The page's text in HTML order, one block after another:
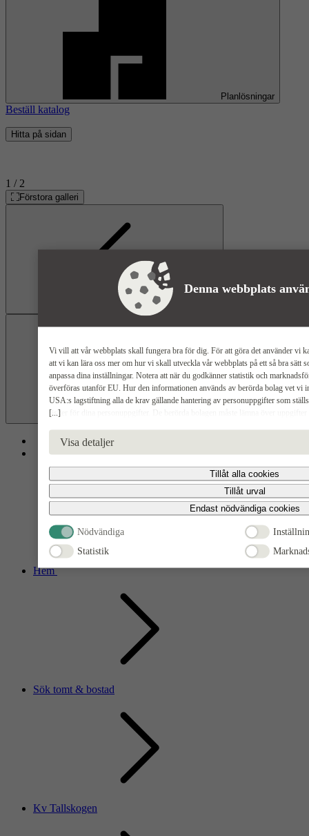
Denna webbplats
[...]
Vi vill att vår webbplats skall fungera bra för dig. För att göra det använder vi
att vi kan lära oss mer om hur vi skall utveckla vår webbplats på ett så bra sätt
anpassa dina inställningar. Notera att när du godkänner statistik och
överföras utanför EU. Hur den informationen används av berörda bolag vet vi
USA:s lagstiftning alla de krav gällande hantering av personuppgifter som
risker för dina personuppgifter. De berörda bolagen måste lämna över
radering, gällande eventuella personuppgifter som de brottsbekämpande
godkänna statistik och marknadsförings-cookies nedan bekräftar du att du
Visa detaljer
Tillåt alla cookies
Tillåt urval
Endast nödvändiga cookies
Nödvändiga
Statistik
Planlösningar
Beställ katalog
Hitta på sidan
1 / 2
Förstora galleri
Föregående
Hem
Sök tomt & bostad
Kv Tallskogen